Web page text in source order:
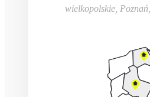
wielkopolskie, Poznań,